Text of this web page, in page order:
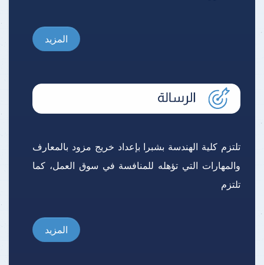
المزيد
تلتزم كلية الهندسة بشبرا بإعداد خريج مزود بالمعارف
والمهارات التي تؤهله للمنافسة في سوق العمل، كما
تلتزم
المزيد